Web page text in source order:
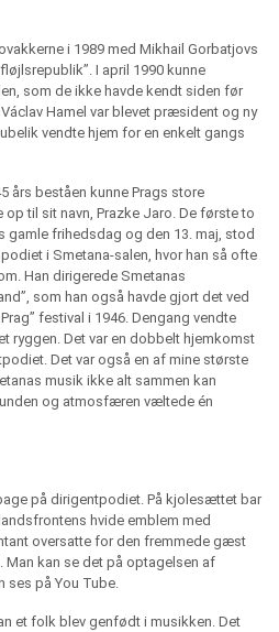
i 1989 med Mikhail Gorbatjovs
I april 1990 kunne
som de ikke havde kendt siden før
Hamel var blevet præsident og ny
vendte hjem for en enkelt gangs
års beståen kunne Prags store
op til sit navn, Prazke Jaro. De første to
gamle frihedsdag og den 13. maj, stod
i Smetana-salen, hvor han så ofte
Han dirigerede Smetanas
som han også havde gjort det ved
festival i 1946. Dengang vendte
ryggen. Det var en dobbelt hjemkomst
Det var også en af mine største
musik ikke alt sammen kan
og atmosfæren væltede én
på dirigentpodiet. På kjolesættet bar
hvide emblem med
oversatte for den fremmede gæst
Man kan se det på optagelsen af
ses på You Tube.
et folk blev genfødt i musikken. Det